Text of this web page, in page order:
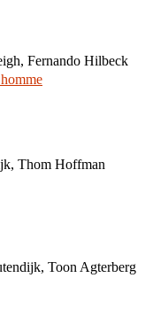
Fernando Hilbeck
Thom Hoffman
Toon Agterberg